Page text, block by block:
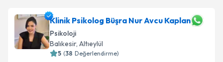
Klinik Psikolog Büşra Nur Avcu Kaplan
Psikoloji
Balıkesir, Altıeylül
5 (38 Değerlendirme)